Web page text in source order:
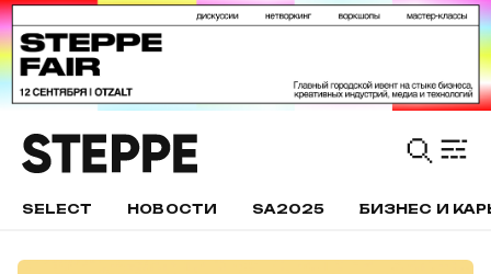
SELECT НОВОСТИ SA2025 БИЗНЕС И